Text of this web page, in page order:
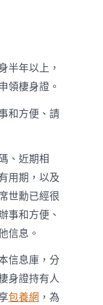
半年以上，
領棲身證。
和方便、請
、近期相
用期，以及
世勳已經很
事和方便、
信息。
信息庫，分
身證持有人
包養網 ，為